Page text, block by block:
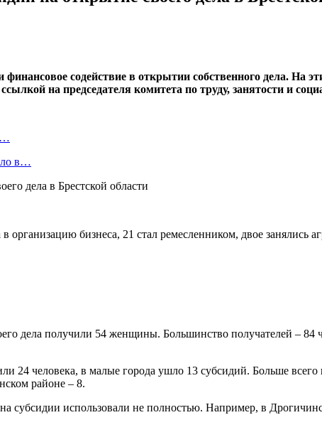
содействие в открытии собственного дела. На
на председателя комитета по труду, занятости и
в…
бизнеса, 21 стал ремесленником, двое занялись
дела получили 54 женщины. Большинство получателей – 84
24 человека, в малые города ушло 13 субсидий. Больше
районе – 8.
субсидии использовали не полностью. Например, в